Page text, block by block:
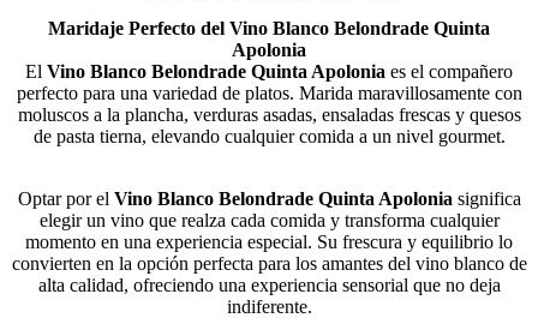
Maridaje Perfecto del Vino Blanco Belondrade Quinta
Apolonia
El Vino Blanco Belondrade Quinta Apolonia es el compañero
perfecto para una variedad de platos. Marida maravillosamente con
moluscos a la plancha, verduras asadas, ensaladas frescas y quesos
de pasta tierna, elevando cualquier comida a un nivel gourmet​.
Optar por el Vino Blanco Belondrade Quinta Apolonia significa
elegir un vino que realza cada comida y transforma cualquier
momento en una experiencia especial. Su frescura y equilibrio lo
convierten en la opción perfecta para los amantes del vino blanco de
alta calidad, ofreciendo una experiencia sensorial que no deja
indiferente.